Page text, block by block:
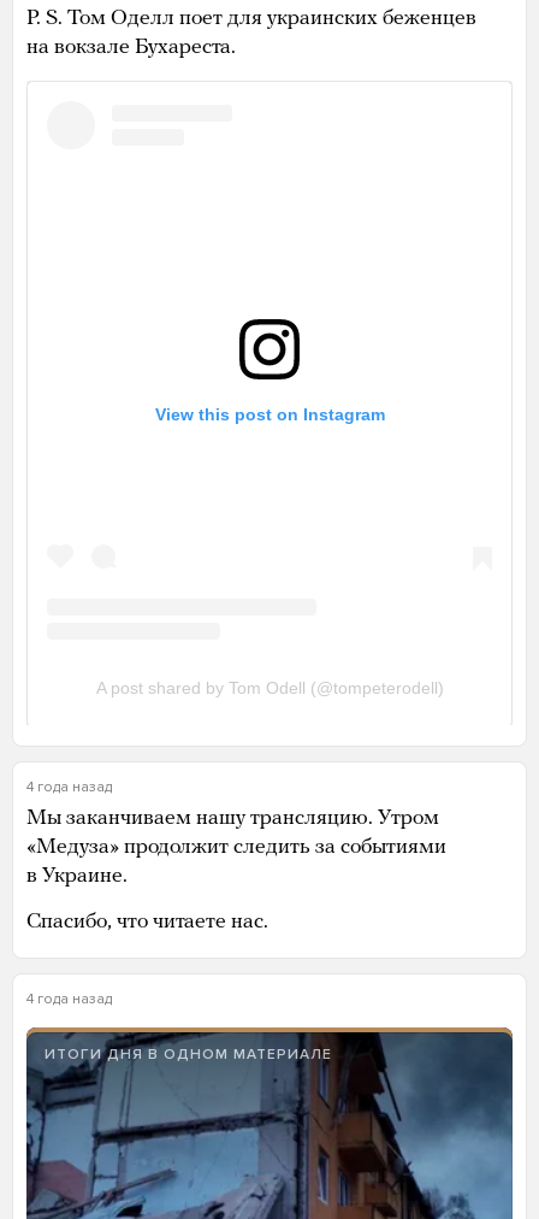
P. S. Том Оделл поет для украинских беженцев
на вокзале Бухареста.
4 года назад
Мы заканчиваем нашу трансляцию. Утром
«Медуза» продолжит следить за событиями
в Украине.
Спасибо, что читаете нас.
4 года назад
ИТОГИ ДНЯ В ОДНОМ МАТЕРИАЛЕ